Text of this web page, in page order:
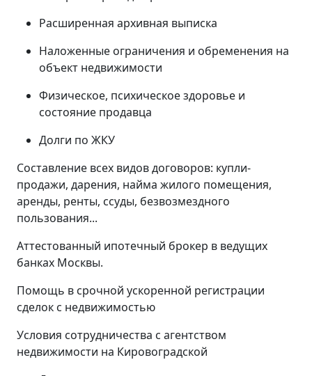
Расширенная архивная выписка
Наложенные ограничения и обременения на
объект недвижимости
Физическое, психическое здоровье и
состояние продавца
Долги по ЖКУ
Составление всех видов договоров: купли-
продажи, дарения, найма жилого помещения,
аренды, ренты, ссуды, безвозмездного
пользования...
Аттестованный ипотечный брокер в ведущих
банках Москвы.
Помощь в срочной ускоренной регистрации
сделок с недвижимостью
Условия сотрудничества с агентством
недвижимости на Кировоградской